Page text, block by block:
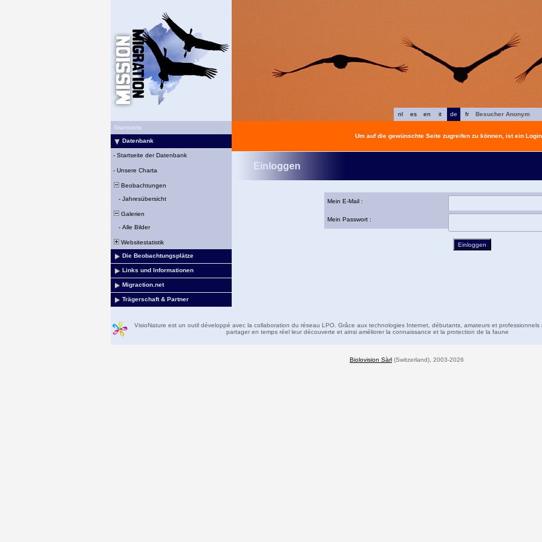
fr
de
it
en
es
nl
Besucher Anonym
Startseite
Datenbank
- Startseite der Datenbank
- Unsere Charta
Beobachtungen
- Jahresübersicht
Galerien
- Alle Bilder
Websitestatistik
Die Beobachtungsplätze
Links und Informationen
Migraction.net
Trägerschaft & Partner
Um auf die gewünschte Seite zugreifen zu können, ist ein
Einloggen
Mein E-Mail :
Mein Passwort :
VisioNature est un outil développé avec la collaboration du réseau LPO. Grâce aux technologies Internet, débutants, amateurs et professionnels
partager en temps réel leur découverte et ainsi améliorer la connaissance et la protection de la faune
Biolovision Sàrl (Switzerland), 2003-2026